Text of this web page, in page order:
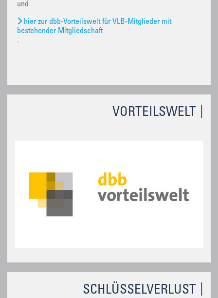
VORTEILSWELT
SCHLÜSSELVERLUST
und
hier zur dbb-Vorteilswelt für VLB-Mitglieder mit
bestehender Mitgliedschaft
.